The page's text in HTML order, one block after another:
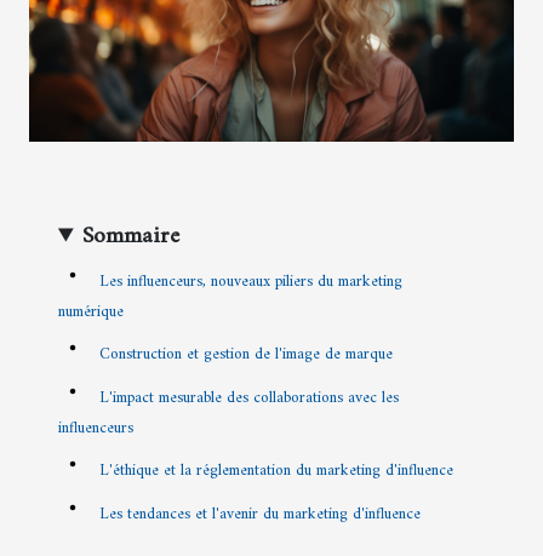
Sommaire
Les influenceurs, nouveaux piliers du marketing
numérique
Construction et gestion de l'image de marque
L'impact mesurable des collaborations avec les
influenceurs
L'éthique et la réglementation du marketing d'influence
Les tendances et l'avenir du marketing d'influence